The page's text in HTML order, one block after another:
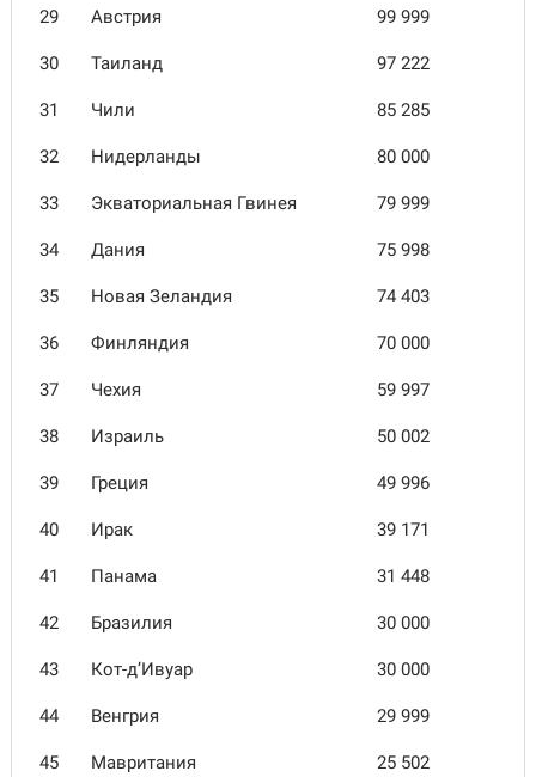
29 Австрия 99 999
30 Таиланд 97 222
31 Чили 85 285
32 Нидерланды 80 000
33 Экваториальная Гвинея 79 999
34 Дания 75 998
35 Новая Зеландия 74 403
36 Финляндия 70 000
37 Чехия 59 997
38 Израиль 50 002
39 Греция 49 996
40 Ирак 39 171
41 Панама 31 448
42 Бразилия 30 000
43 Кот-д’Ивуар 30 000
44 Венгрия 29 999
45 Мавритания 25 502